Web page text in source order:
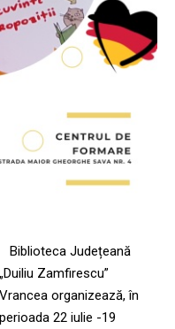
Biblioteca Județeană
„Duiliu Zamfirescu”
Vrancea organizează, în
perioada 22 iulie -19